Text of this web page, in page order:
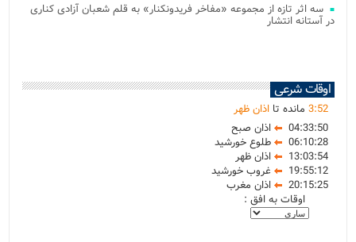
سه اثر تازه از مجموعه «مفاخر فریدونکنار» به قلم شعبان آزادی کناری
در آستانه انتشار
اوقات شرعی
3:52 مانده تااذان ظهر
04:33:50
اذان صبح
06:10:28
طلوع خورشید
13:03:54
اذان ظهر
19:55:12
غروب خورشید
20:15:25
اذان مغرب
اوقات به افق :